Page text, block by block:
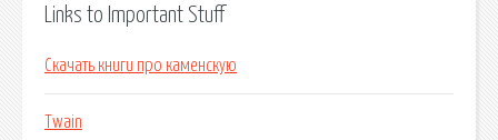
Links to Important Stuff
Скачать книги про каменскую
Twain